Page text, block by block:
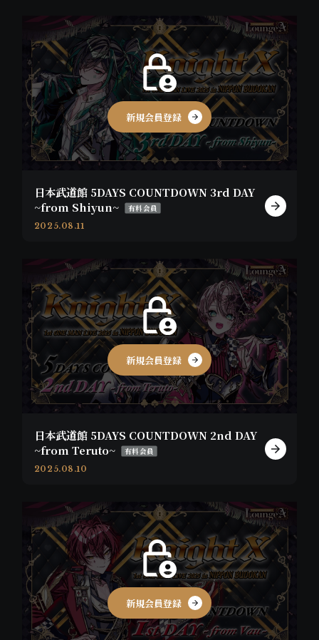
新規会員登録
日本武道館 5DAYS COUNTDOWN 3rd DAY
~from Shiyun~
有料会員
2025.08.11
新規会員登録
日本武道館 5DAYS COUNTDOWN 2nd DAY
~from Teruto~
有料会員
2025.08.10
新規会員登録